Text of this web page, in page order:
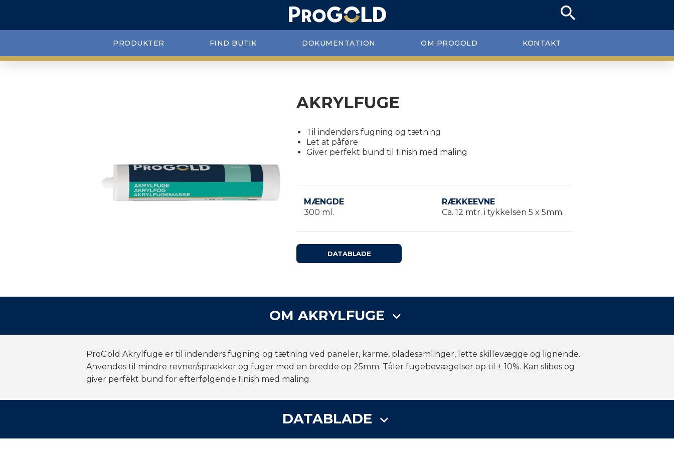
search
PRODUKTER FIND BUTIK DOKUMENTATION OM PROGOLD KONTAKT
AKRYLFUGE
Til indendørs fugning og tætning
Let at påføre
Giver perfekt bund til finish med maling
MÆNGDE
300 ml.
RÆKKEEVNE
Ca. 12 mtr. i tykkelsen 5 x 5mm.
DATABLADE
OM AKRYLFUGE keyboard_arrow_down
ProGold Akrylfuge er til indendørs fugning og tætning ved paneler, karme, pladesamlinger, lette skillevægge og lignende.
Anvendes til mindre revner/sprækker og fuger med en bredde op 25mm. Tåler fugebevægelser op til ± 10%. Kan slibes og
giver perfekt bund for efterfølgende finish med maling.
DATABLADE keyboard_arrow_down